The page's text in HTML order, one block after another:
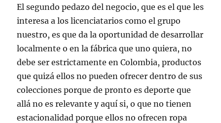
El segundo pedazo del negocio, que es el que les
interesa a los licenciatarios como el grupo
nuestro, es que da la oportunidad de desarrollar
localmente o en la fábrica que uno quiera, no
debe ser estrictamente en Colombia, productos
que quizá ellos no pueden ofrecer dentro de sus
colecciones porque de pronto es deporte que
allá no es relevante y aquí si, o que no tienen
estacionalidad porque ellos no ofrecen ropa